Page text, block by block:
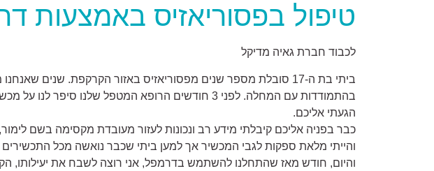
טיפול בפסוריאזיס באמצעות
לכבוד חברת גאיה מדיקל
ביתי בת ה-17 סובלת מספר שנים מפסוריאזיס באזור הקרקפת. שנים
הגעתי אליכם.
כבר בפניה אליכם קיבלתי מידע רב ונכונות לעזור מעובדת מקסימה בשם
והייתי מלאת ספקות לגבי המכשיר אך למען ביתי שכבר נואשה מכל
והיום, חודש מאז שהתחלנו להשתמש בדרמפל, אני רוצה לשבח את יעילותו,